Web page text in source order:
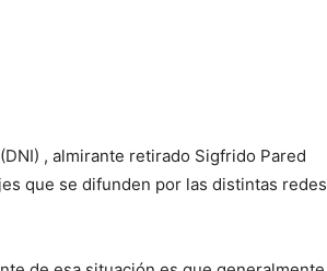
, almirante retirado Sigfrido Pared
que se difunden por las distintas redes